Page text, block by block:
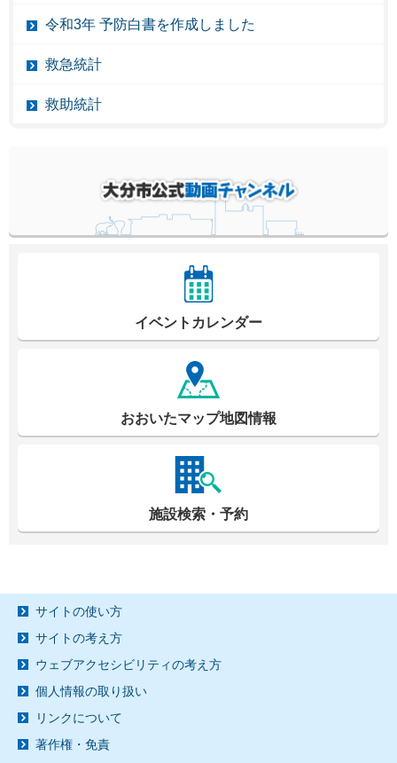
令和3年 予防白書を作成しました
救急統計
救助統計
イベントカレンダー
おおいたマップ地図情報
施設検索・予約
サイトの使い方
サイトの考え方
ウェブアクセシビリティの考え方
個人情報の取り扱い
リンクについて
著作権・免責